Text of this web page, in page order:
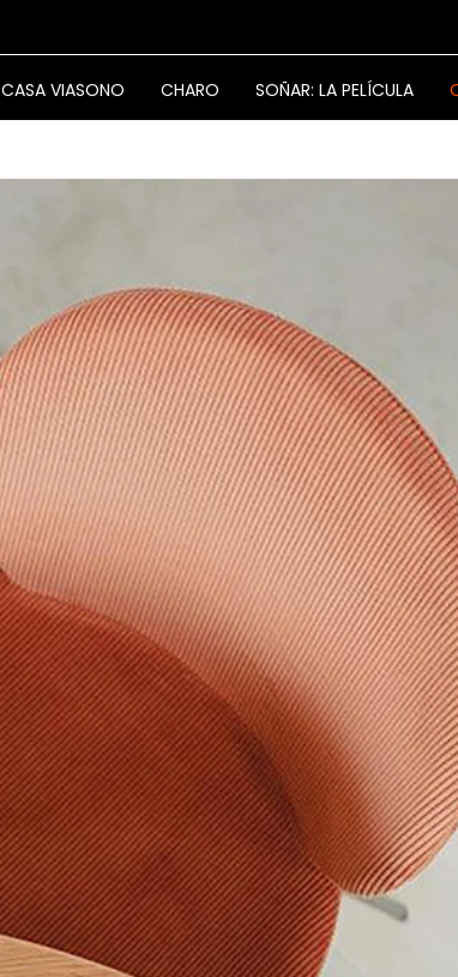
CASA VIASONO CHARO SOÑAR: LA PELÍCULA